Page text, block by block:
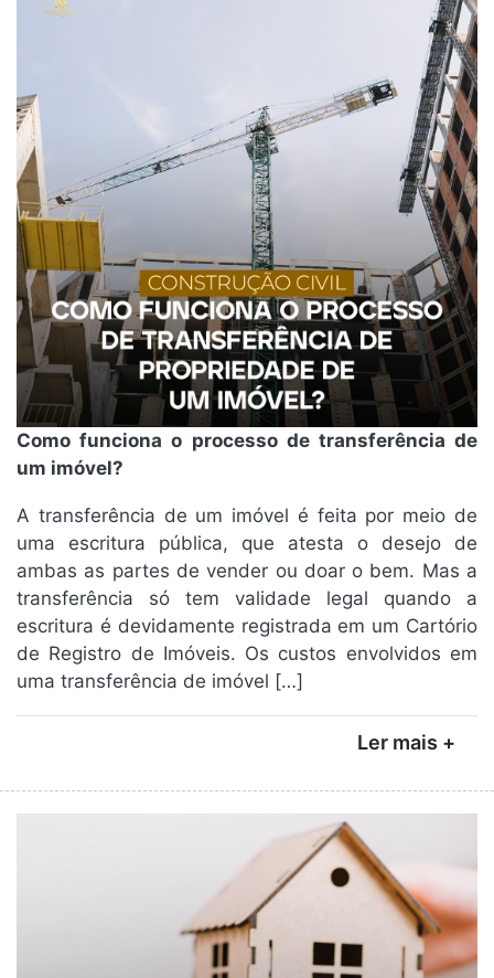
Como funciona o processo de transferência de
um imóvel?
A transferência de um imóvel é feita por meio de
uma escritura pública, que atesta o desejo de
ambas as partes de vender ou doar o bem. Mas a
transferência só tem validade legal quando a
escritura é devidamente registrada em um Cartório
de Registro de Imóveis. Os custos envolvidos em
uma transferência de imóvel […]
Ler mais +